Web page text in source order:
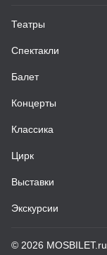
Театры
Спектакли
Балет
Концерты
Классика
Цирк
Выставки
Экскурсии
© 2026 MOSBILET.ru